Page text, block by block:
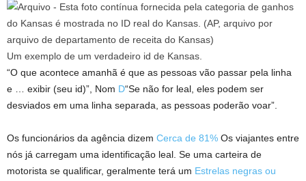
Um exemplo de um verdadeiro id de Kansas.
“O que acontece amanhã é que as pessoas vão passar pela linha
e … exibir (seu id)”, Nom D“Se não for leal, eles podem ser
desviados em uma linha separada, as pessoas poderão voar”.
Os funcionários da agência dizem Cerca de 81% Os viajantes entre
nós já carregam uma identificação leal. Se uma carteira de
motorista se qualificar, geralmente terá um Estrelas negras ou